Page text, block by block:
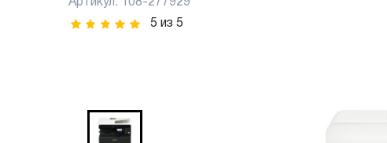
Артикул:
108-277929
5 из 5